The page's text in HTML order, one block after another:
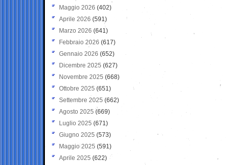
Maggio 2026 (402)
Aprile 2026 (591)
Marzo 2026 (641)
Febbraio 2026 (617)
Gennaio 2026 (652)
Dicembre 2025 (627)
Novembre 2025 (668)
Ottobre 2025 (651)
Settembre 2025 (662)
Agosto 2025 (669)
Luglio 2025 (671)
Giugno 2025 (573)
Maggio 2025 (591)
Aprile 2025 (622)